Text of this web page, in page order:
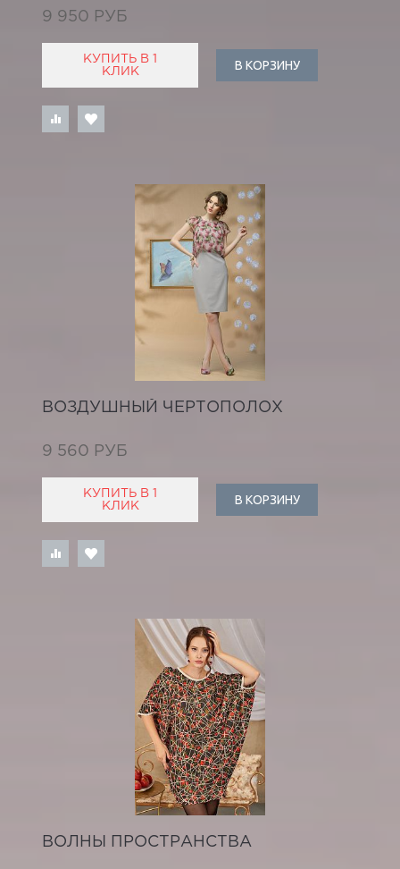
9 950 РУБ
КУПИТЬ В 1
КЛИК
В КОРЗИНУ
ВОЗДУШНЫЙ ЧЕРТОПОЛОХ
9 560 РУБ
КУПИТЬ В 1
КЛИК
В КОРЗИНУ
ВОЛНЫ ПРОСТРАНСТВА